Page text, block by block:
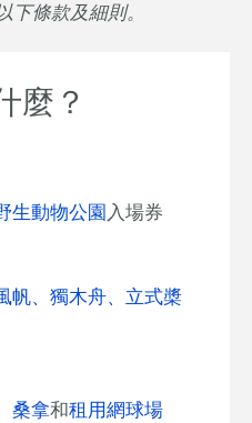
下條款及細則。
麼？
生動物公園 入場券
帆、獨木舟、立式槳
桑拿和租用網球場